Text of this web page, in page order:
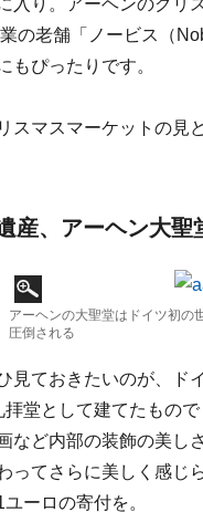
入り。アーヘンのクリ
の老舗「ノービス（
もぴったりです。
スマスマーケットの見
産、アーヘン大聖
アーヘンの大聖堂はドイツ初の
圧倒される
見ておきたいのが、ド
堂として建てたもの
など内部の装飾の美し
ってさらに美しく感じ
ーロの寄付を。